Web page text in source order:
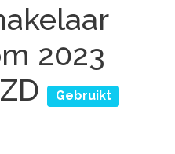
2023
Gebruikt